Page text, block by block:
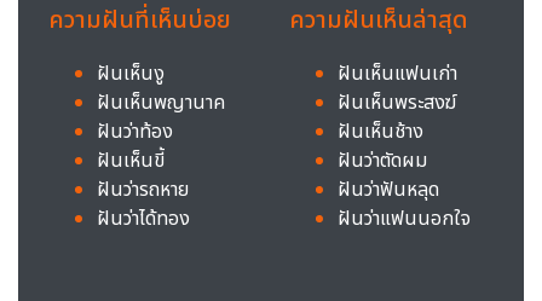
ความฝันที่เห็นบ่อย
ฝันเห็นงู
ฝันเห็นพญานาค
ฝันว่าท้อง
ฝันเห็นขี้
ฝันว่ารถหาย
ฝันว่าได้ทอง
ความฝันเห็นล่าสุด
ฝันเห็นแฟนเก่า
ฝันเห็นพระสงฆ์
ฝันเห็นช้าง
ฝันว่าตัดผม
ฝันว่าฟันหลุด
ฝันว่าแฟนนอกใจ